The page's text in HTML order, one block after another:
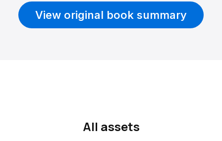
View original book summary
All assets